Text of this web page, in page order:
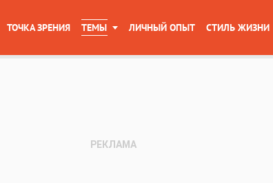
ТОЧКА ЗРЕНИЯ ТЕМЫ ЛИЧНЫЙ ОПЫТ СТИЛЬ ЖИЗНИ